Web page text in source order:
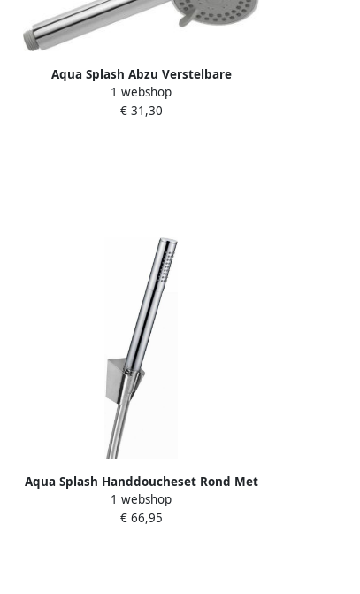
Aqua Splash Abzu Verstelbare
Handdouche Chroom
1 webshop
€ 31,30
Aqua Splash Handdoucheset Rond Met
Slang En Houder Chroom
1 webshop
€ 66,95